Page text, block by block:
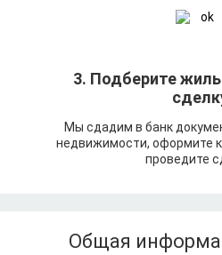
3. Подберите
Мы сдадим в банк
недвижимости, оформите
проведите
Общая